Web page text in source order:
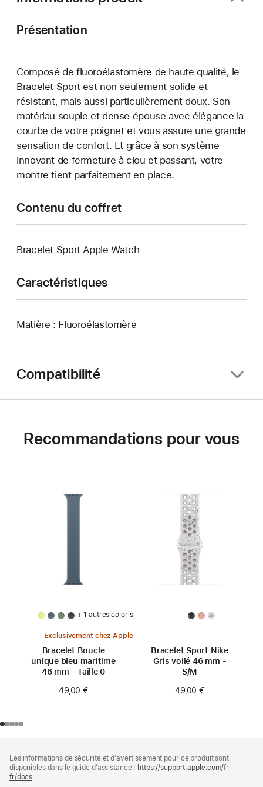
Présentation
Composé de fluoroélastomère de haute qualité, le
Bracelet Sport est non seulement solide et
résistant, mais aussi particulièrement doux. Son
matériau souple et dense épouse avec élégance la
courbe de votre poignet et vous assure une grande
sensation de confort. Et grâce à son système
innovant de fermeture à clou et passant, votre
montre tient parfaitement en place.
Contenu du coffret
Bracelet Sport Apple Watch
Caractéristiques
Matière : Fluoroélastomère
Compatibilité
Recommandations pour vous
+ 1 autres coloris
Exclusivement chez Apple
Bracelet Boucle
unique bleu maritime
46 mm - Taille 0
49,00 €
Bracelet Sport Nike
Gris voilé 46 mm -
S/M
49,00 €
de
page
de
bas
Les informations de sécurité et d’avertissement pour ce produit sont
disponibles dans le guide d’assistance : https://support.apple.com/fr-
fr/docs